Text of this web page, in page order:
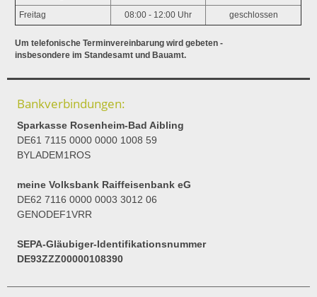
Freitag 08:00 - 12:00 Uhr geschlossen
Um telefonische Terminvereinbarung wird gebeten -
insbesondere im Standesamt und Bauamt.
Bankverbindungen:
Sparkasse Rosenheim-Bad Aibling
DE61 7115 0000 0000 1008 59
BYLADEM1ROS
meine Volksbank Raiffeisenbank eG
DE62 7116 0000 0003 3012 06
GENODEF1VRR
SEPA-Gläubiger-Identifikationsnummer
DE93ZZZ00000108390